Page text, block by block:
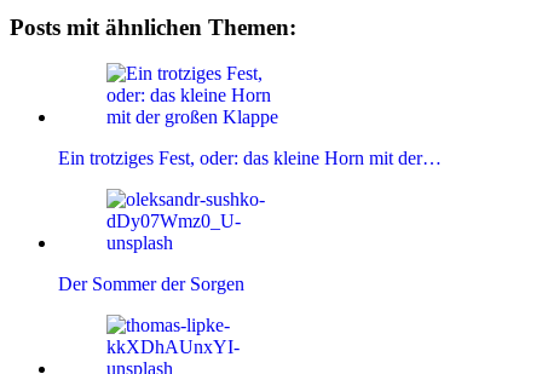
Posts mit ähnlichen Themen:
Ein trotziges Fest, oder: das kleine Horn mit der…
Der Sommer der Sorgen